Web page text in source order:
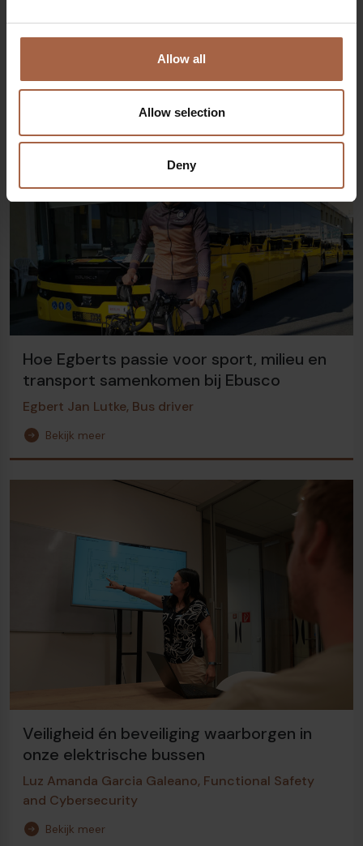
Allow all
Allow selection
Deny
interessant zijn voor jou
Hoe Egberts passie voor sport, milieu en
transport samenkomen bij Ebusco
Egbert Jan Lutke, Bus driver
Bekijk meer
Veiligheid én beveiliging waarborgen in
onze elektrische bussen
Luz Amanda Garcia Galeano, Functional Safety
and Cybersecurity
Bekijk meer